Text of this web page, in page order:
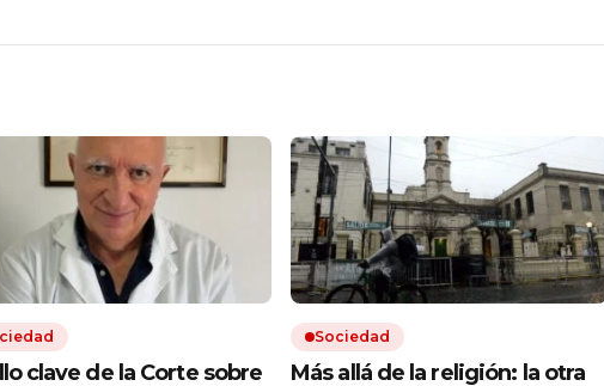
clave de la Corte sobre
Sociedad
Más allá de la religión: la otra